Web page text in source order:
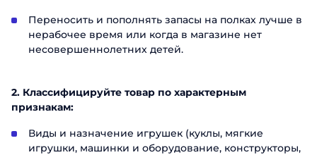
Переносить и пополнять запасы на полках лучше в
нерабочее время или когда в магазине нет
несовершеннолетних детей.
2. Классифицируйте товар по характерным
признакам:
Виды и назначение игрушек (куклы, мягкие
игрушки, машинки и оборудование, конструкторы,